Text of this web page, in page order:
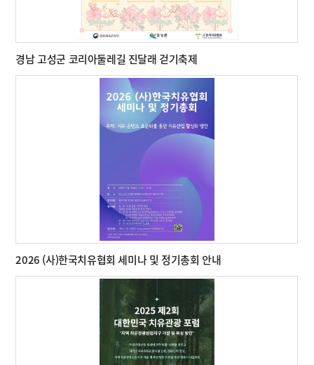
경남 고성군 코리아둘레길 진달래 걷기축제
2026 (사)한국치유협회 세미나 및 정기총회 안내